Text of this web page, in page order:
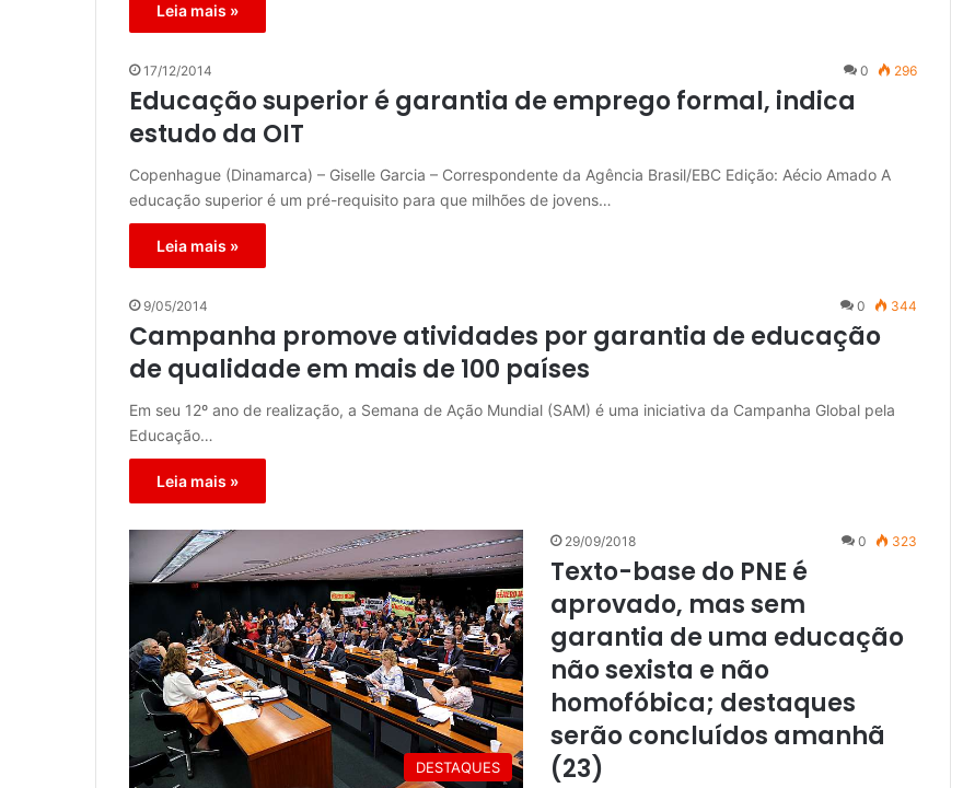
Leia mais »
17/12/2014 0 296
Educação superior é garantia de emprego formal, indica
estudo da OIT
Copenhague (Dinamarca) – Giselle Garcia – Correspondente da Agência Brasil/EBC Edição: Aécio Amado A
educação superior é um pré-requisito para que milhões de jovens…
Leia mais »
9/05/2014 0 344
Campanha promove atividades por garantia de educação
de qualidade em mais de 100 países
Em seu 12º ano de realização, a Semana de Ação Mundial (SAM) é uma iniciativa da Campanha Global pela
Educação…
Leia mais »
DESTAQUES
29/09/2018 0 323
Texto-base do PNE é
aprovado, mas sem
garantia de uma educação
não sexista e não
homofóbica; destaques
serão concluídos amanhã
(23)